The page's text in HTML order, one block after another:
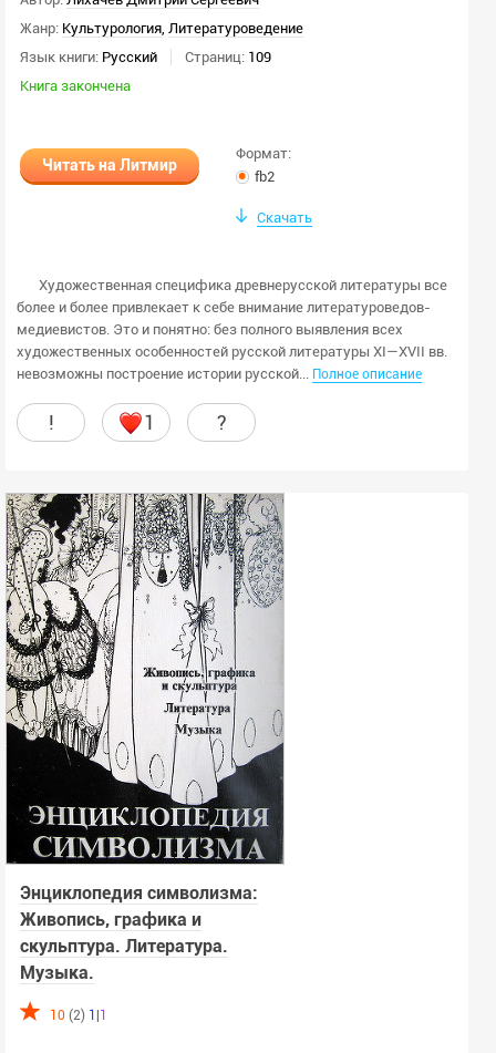
Жанр: Культурология,Литературоведение
Язык книги: Русский Страниц: 109
Книга закончена
Читать на Литмир
Формат:
fb2
Скачать
Художественная специфика древнерусской литературы все
более и более привлекает к себе внимание литературоведов-
медиевистов. Это и понятно: без полного выявления всех
художественных особенностей русской литературы XI—XVII вв.
невозможны построение истории русской... Полное описание
! 1 ?
Энциклопедия символизма:
Живопись, графика и
скульптура. Литература.
Музыка.
10 (2) 1 1